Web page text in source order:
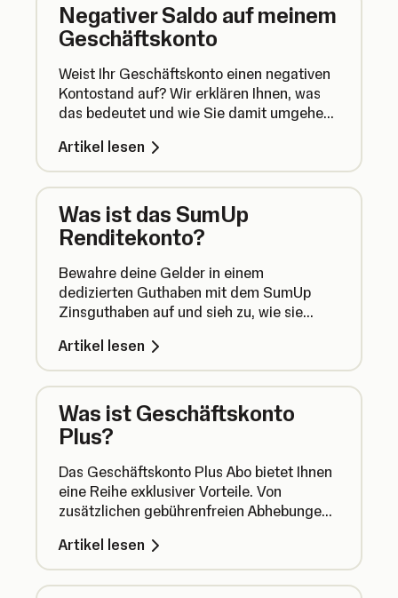
Negativer Saldo auf meinem
Geschäftskonto
Weist Ihr Geschäftskonto einen negativen
Kontostand auf? Wir erklären Ihnen, was
das bedeutet und wie Sie damit umgehen
Artikel lesen
Was ist das SumUp
Renditekonto?
Bewahre deine Gelder in einem
dedizierten Guthaben mit dem SumUp
Zinsguthaben auf und sieh zu, wie sie
wachsen – während du jederzeit freien
Zugriff auf dein Geld behältst.
Artikel lesen
Was ist Geschäftskonto
Plus?
Das Geschäftskonto Plus Abo bietet Ihnen
eine Reihe exklusiver Vorteile. Von
zusätzlichen gebührenfreien Abhebungen
Cards bis hin zum 24/7 Premium-Support
– entdecken Sie alle Vorteile Ihres Abos.
Artikel lesen